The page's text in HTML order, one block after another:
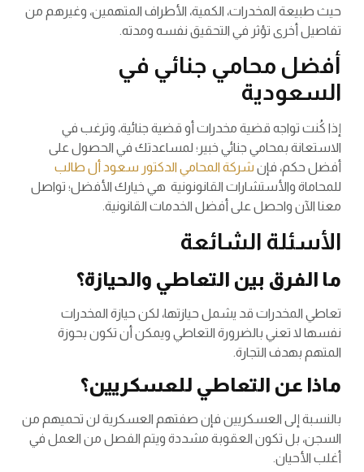
حيث طبيعة المخدرات، الكمية، الأطراف المتهمين، وغيرهم من
تفاصيل أخرى تؤثر في التحقيق نفسه ومدته.
أفضل محامي جنائي في
السعودية
إذا كُنت تواجه قضية مخدرات أو قضية جنائية، وترغب في
الاستعانة بمحامي جنائي خبير؛ لمساعدتك في الحصول على
أفضل حكم، فإن شركة المحامي الدكتور سعود أل طالب
للمحاماة والأستشارات القانونونية هي خيارك الأفضل؛ تواصل
معنا الآن واحصل على أفضل الخدمات القانونية.
الأسئلة الشائعة
ما الفرق بين التعاطي والحيازة؟
تعاطي المخدرات قد يشمل حيازتها، لكن حيازة المخدرات
نفسها لا تعني بالضرورة التعاطي ويمكن أن تكون بحوزة
المتهم بهدف التجارة.
ماذا عن التعاطي للعسكريين؟
بالنسبة إلى العسكريين فإن صفتهم العسكرية لن تحميهم من
السجن، بل تكون العقوبة مشددة ويتم الفصل من العمل في
أغلب الأحيان.